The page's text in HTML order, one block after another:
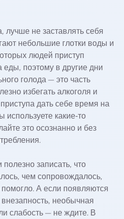
не заставлять себя
небольшие глотки воды и
людей приступ
еды, поэтому в другие дни
голода — это часть
избегать алкоголя и
дать себе время на
какие‑то
это осознанно и без
записать, что
чем сопровождалось,
помогло. А если появляются
необычная
слабость — не ждите. В